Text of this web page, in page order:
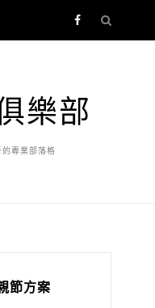
樂部
專業部落格
節方案